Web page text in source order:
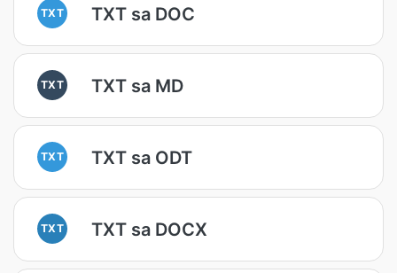
TXT TXT sa DOC
TXT TXT sa MD
TXT TXT sa ODT
TXT TXT sa DOCX